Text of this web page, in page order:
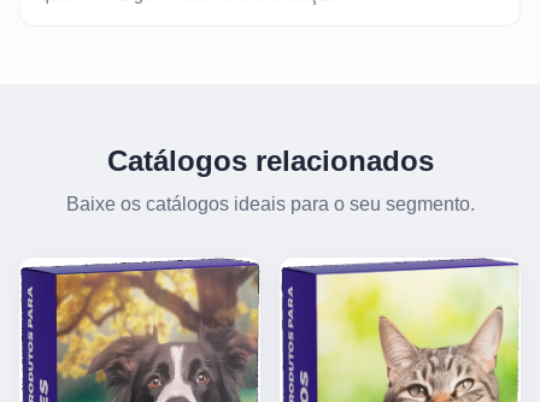
Catálogos relacionados
Baixe os catálogos ideais para o seu segmento.